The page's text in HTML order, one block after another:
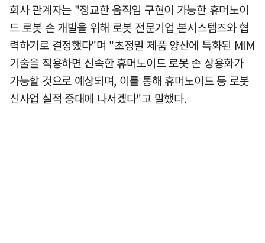
회사 관계자는 "정교한 움직임 구현이 가능한 휴머노이
드 로봇 손 개발을 위해 로봇 전문기업 본시스템즈와 협
력하기로 결정했다"며 "초정밀 제품 양산에 특화된 MIM
기술을 적용하면 신속한 휴머노이드 로봇 손 상용화가
가능할 것으로 예상되며, 이를 통해 휴머노이드 등 로봇
신사업 실적 증대에 나서겠다"고 말했다.